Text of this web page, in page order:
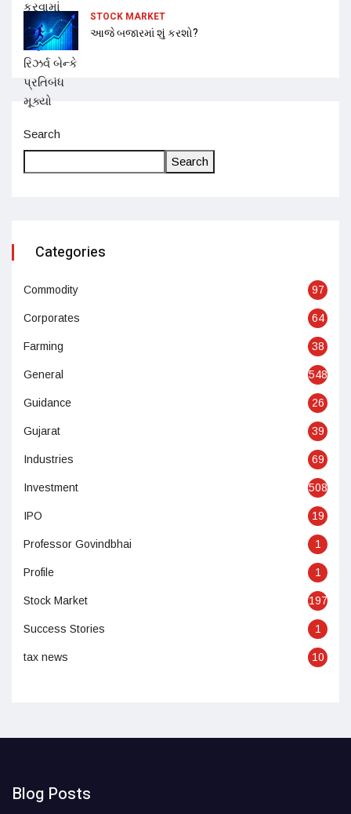
STOCK MARKET
આજે બજારમાં શું કરશો?
Search
Search
Categories
Commodity 97
Corporates 64
Farming 38
General 548
Guidance 26
Gujarat 39
Industries 69
Investment 508
IPO 19
Professor Govindbhai 1
Profile 1
Stock Market 197
Success Stories 1
tax news 10
Blog Posts